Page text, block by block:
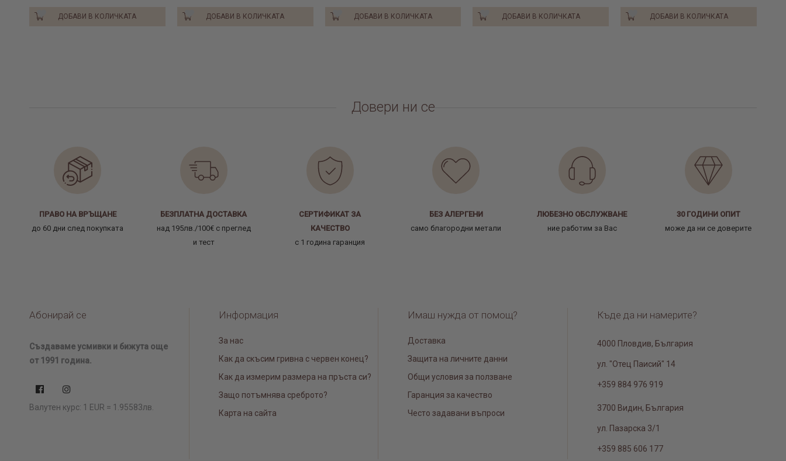
ДОБАВИ В КОЛИЧКАТА ДОБАВИ В КОЛИЧКАТА ДОБАВИ В КОЛИЧКАТА ДОБАВИ В КОЛИЧКАТА ДОБАВИ В КОЛИЧКАТА
Довери ни се
ПРАВО НА ВРЪЩАНЕ
до 60 дни след покупката
БЕЗПЛАТНА ДОСТАВКА
над 195лв./100€ с преглед
и тест
СЕРТИФИКАТ ЗА
КАЧЕСТВО
с 1 година гаранция
БЕЗ АЛЕРГЕНИ
само благородни метали
ЛЮБЕЗНО ОБСЛУЖВАНЕ
ние работим за Вас
30 ГОДИНИ ОПИТ
може да ни се доверите
Абонирай се
Създаваме усмивки и бижута още
от 1991 година.
Валутен курс: 1 EUR = 1.95583лв.
Информация
За нас
Как да скъсим гривна с червен конец?
Как да измерим размера на пръста си?
Защо потъмнява среброто?
Карта на сайта
Имаш нужда от помощ?
Доставка
Защита на личните данни
Общи условия за ползване
Гаранция за качество
Често задавани въпроси
Къде да ни намерите?
4000 Пловдив, България
ул. "Отец Паисий" 14
+359 884 976 919
3700 Видин, България
ул. Пазарска 3/1
+359 885 606 177